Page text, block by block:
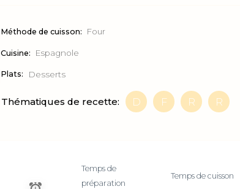
Méthode de cuisson: Four
Cuisine: Espagnole
Plats: Desserts
Thématiques de recette: D F R R
Temps de
préparation
Temps de cuisson